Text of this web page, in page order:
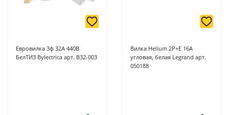
Евровилка 3ф 32А 440В
БелТИЗ Bylectrica арт. В32-003
Вилка Helium 2Р+E 16А
угловая, белая Legrand арт.
050188